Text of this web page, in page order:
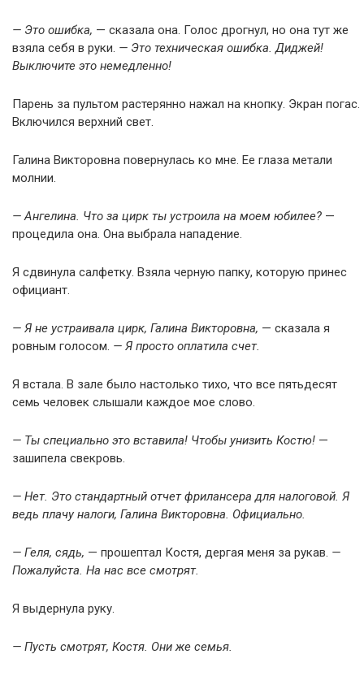
— Это ошибка, — сказала она. Голос дрогнул, но она тут же
взяла себя в руки. — Это техническая ошибка. Диджей!
Выключите это немедленно!
Парень за пультом растерянно нажал на кнопку. Экран погас.
Включился верхний свет.
Галина Викторовна повернулась ко мне. Ее глаза метали
молнии.
— Ангелина. Что за цирк ты устроила на моем юбилее? —
процедила она. Она выбрала нападение.
Я сдвинула салфетку. Взяла черную папку, которую принес
официант.
— Я не устраивала цирк, Галина Викторовна, — сказала я
ровным голосом. — Я просто оплатила счет.
Я встала. В зале было настолько тихо, что все пятьдесят
семь человек слышали каждое мое слово.
— Ты специально это вставила! Чтобы унизить Костю! —
зашипела свекровь.
— Нет. Это стандартный отчет фрилансера для налоговой. Я
ведь плачу налоги, Галина Викторовна. Официально.
— Геля, сядь, — прошептал Костя, дергая меня за рукав. —
Пожалуйста. На нас все смотрят.
Я выдернула руку.
— Пусть смотрят, Костя. Они же семья.